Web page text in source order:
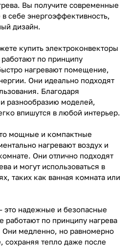
Вы получите современные
себе энергоэффективность,
дизайн.
купить электроконвекторы
по принципу
нагревают помещение,
Они идеально подходят
Благодаря
разнообразию моделей,
впишутся в любой интерьер.
мощные и компактные
нагревают воздух и
Они отлично подходят
и могут использоваться в
таких как ванная комната или
это надежные и безопасные
работают по принципу нагрева
Они медленно, но равномерно
сохраняя тепло даже после